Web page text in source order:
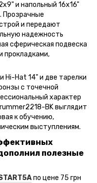
и напольный 16x16"
Прозрачные
и передают
надежность
сферическая подвеска
прокладками,
Hi-Hat 14" и две тарелки
с точечной
характер
BK выглядит
к обучению,
выступлениям.
полезные
по цене 75 грн